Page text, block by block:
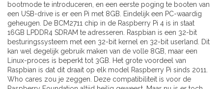
bootmode te introduceren, en een eerste poging te booten van
een USB-drive is er een Pi met 8GB. Eindelijk een PC-waardig
geheugen. De BCM2711 chip in de Raspberry Pi 4 is in staat
16GB LPDDR4 SDRAM te adresseren. Raspbian is een 32-bit
besturingssysteem met een 32-bit kernel en 32-bit userland. Dit
kan wel degelijk gebruik maken van de volle 8GB, maar een
Linux-proces is beperkt tot 3GB. Het grote voordeel van
Raspbian is dat dit draait op elk model Raspberry Pi sinds 2011.
Who cares zou je zeggen. Deze compatibiliteit is voor de